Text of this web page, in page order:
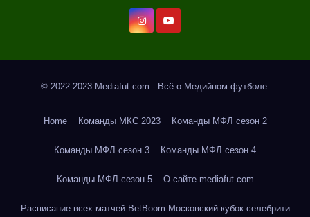
© 2022-2023 Mediafut.com - Всё о Медийном футболе.
Home Команды МКС 2023 Команды МФЛ сезон 2
Команды МФЛ сезон 3 Команды МФЛ сезон 4
Команды МФЛ сезон 5 О сайте mediafut.com
Расписание всех матчей BetBoom Московский кубок селебрити